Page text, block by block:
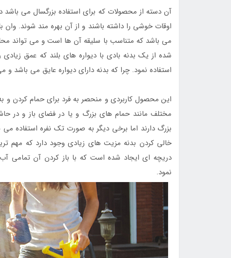
آن دسته از محصولات که برای استفاده بزرگسال می باشد
اوقات خوشی را داشته باشند و از آن بهره مند شوند.
می باشد که متناسب با سلیقه آن ها است و می تواند
شده از یک بدنه بادی با دیواره های بلند که عمق
استفاده نمود. چرا که بدنه دارای دیواره عایق می باشد
این محصول کاربردی و منحصر به فرد برای حمام کردن
مختلف مانند حمام های بزرگ و یا در فضای باز و در
بزرگ دارند اما برخی دیگر به صورت تک نفره استفاده
خالی کردن بدنه مزیت های زیادی وجود دارد که
دریچه ای ایجاد شده است که با باز کردن آن تمامی
نمود.